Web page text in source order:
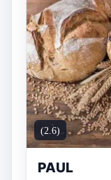
(2.6)
PAUL